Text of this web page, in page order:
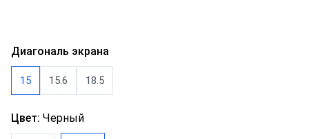
Диагональ экрана
15 15.6 18.5
Цвет: Черный